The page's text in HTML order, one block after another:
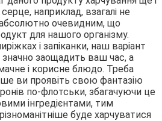
серце, наприклад, взагалі не
очевидним, що
для нашого організму.
і запіканки, наш варіант
значно заощадить ваш час, а
і корисне блюдо. Треба
ви проявіть свою фантазію
по-флотськи, збагачуючи це
інгредієнтами, тим
буде харчуватися